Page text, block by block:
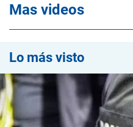
Mas videos
Lo más visto